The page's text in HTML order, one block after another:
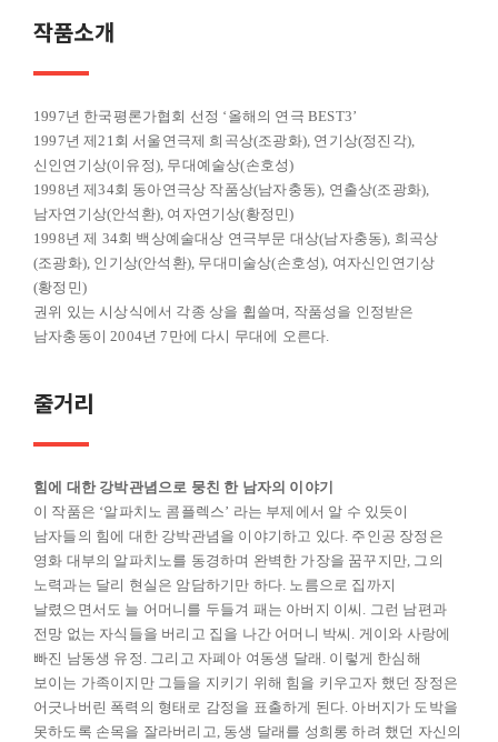
작품소개
1997년 한국평론가협회 선정 ‘올해의 연극 BEST3’
1997년 제21회 서울연극제 희곡상(조광화), 연기상(정진각),
신인연기상(이유정), 무대예술상(손호성)
1998년 제34회 동아연극상 작품상(남자충동), 연출상(조광화),
남자연기상(안석환), 여자연기상(황정민)
1998년 제 34회 백상예술대상 연극부문 대상(남자충동), 희곡상
(조광화), 인기상(안석환), 무대미술상(손호성), 여자신인연기상
(황정민)
권위 있는 시상식에서 각종 상을 휩쓸며, 작품성을 인정받은
남자충동이 2004년 7만에 다시 무대에 오른다.
줄거리
힘에 대한 강박관념으로 뭉친 한 남자의 이야기
이 작품은 ‘알파치노 콤플렉스’ 라는 부제에서 알 수 있듯이
남자들의 힘에 대한 강박관념을 이야기하고 있다. 주인공 장정은
영화 대부의 알파치노를 동경하며 완벽한 가장을 꿈꾸지만, 그의
노력과는 달리 현실은 암담하기만 하다. 노름으로 집까지
날렸으면서도 늘 어머니를 두들겨 패는 아버지 이씨. 그런 남편과
전망 없는 자식들을 버리고 집을 나간 어머니 박씨. 게이와 사랑에
빠진 남동생 유정. 그리고 자폐아 여동생 달래. 이렇게 한심해
보이는 가족이지만 그들을 지키기 위해 힘을 키우고자 했던 장정은
어긋나버린 폭력의 형태로 감정을 표출하게 된다. 아버지가 도박을
못하도록 손목을 잘라버리고, 동생 달래를 성희롱 하려 했던 자신의